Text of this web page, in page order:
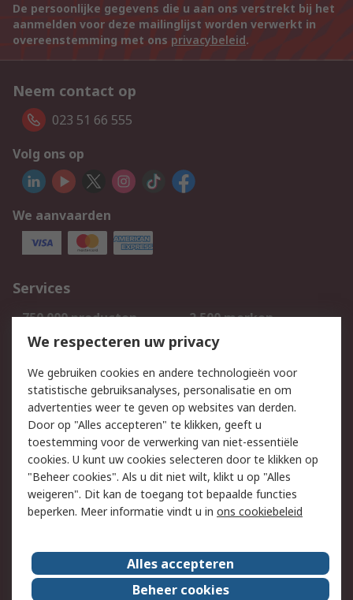
De persoonlijke gegevens die u aan ons verstrekt bij het
aanmelden voor deze mailinglijst worden verwerkt in
overeenstemming met ons privacybeleid.
Neem contact op
023 51 66 555
Volg ons op
We aanvaarden
Services
750.000 producten
2.500 merken
Bestellen
Inkoopoplossingen
Track & Trace
Wettelijk
Cookiebeleid
Email veiligheid
Privacybeleid
Websitevoorwaarden
Algemene
verkoopvoorwaarden
Over RS
RS Group
Over ons
We respecteren uw privacy
We gebruiken cookies en andere technologieën voor
statistische gebruiksanalyses, personalisatie en om
advertenties weer te geven op websites van derden.
Door op "Alles accepteren" te klikken, geeft u
toestemming voor de verwerking van niet-essentiële
cookies. U kunt uw cookies selecteren door te klikken op
"Beheer cookies". Als u dit niet wilt, klikt u op "Alles
weigeren". Dit kan de toegang tot bepaalde functies
beperken. Meer informatie vindt u in ons cookiebeleid
Alles accepteren
Beheer cookies